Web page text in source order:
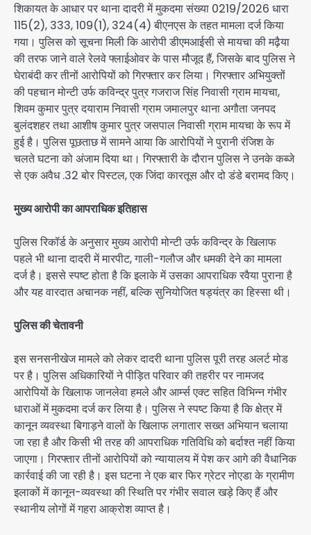
शिकायत के आधार पर थाना दादरी में मुकदमा संख्या 0219/2026 धारा
115(2), 333, 109(1), 324(4) बीएनएस के तहत मामला दर्ज किया
गया। पुलिस को सूचना मिली कि आरोपी डीएमआईसी से मायचा की मढ़ैया
की तरफ जाने वाले रेलवे फ्लाईओवर के पास मौजूद हैं, जिसके बाद पुलिस ने
घेराबंदी कर तीनों आरोपियों को गिरफ्तार कर लिया। गिरफ्तार अभियुक्तों
की पहचान मोन्टी उर्फ कविन्द्र पुत्र गजराज सिंह निवासी ग्राम मायचा,
शिवम कुमार पुत्र दयाराम निवासी ग्राम जमालपुर थाना अगौता जनपद
बुलंदशहर तथा आशीष कुमार पुत्र जसपाल निवासी ग्राम मायचा के रूप में
हुई है। पुलिस पूछताछ में सामने आया कि आरोपियों ने पुरानी रंजिश के
चलते घटना को अंजाम दिया था। गिरफ्तारी के दौरान पुलिस ने उनके कब्जे
से एक अवैध .32 बोर पिस्टल, एक जिंदा कारतूस और दो डंडे बरामद किए।
मुख्य आरोपी का आपराधिक इतिहास
पुलिस रिकॉर्ड के अनुसार मुख्य आरोपी मोन्टी उर्फ कविन्द्र के खिलाफ
पहले भी थाना दादरी में मारपीट, गाली-गलौज और धमकी देने का मामला
दर्ज है। इससे स्पष्ट होता है कि इलाके में उसका आपराधिक रवैया पुराना है
और यह वारदात अचानक नहीं, बल्कि सुनियोजित षड्यंत्र का हिस्सा थी।
पुलिस की चेतावनी
इस सनसनीखेज मामले को लेकर दादरी थाना पुलिस पूरी तरह अलर्ट मोड
पर है। पुलिस अधिकारियों ने पीड़ित परिवार की तहरीर पर नामजद
आरोपियों के खिलाफ जानलेवा हमले और आर्म्स एक्ट सहित विभिन्न गंभीर
धाराओं में मुकदमा दर्ज कर लिया है। पुलिस ने स्पष्ट किया है कि क्षेत्र में
कानून व्यवस्था बिगाड़ने वालों के खिलाफ लगातार सख्त अभियान चलाया
जा रहा है और किसी भी तरह की आपराधिक गतिविधि को बर्दाश्त नहीं किया
जाएगा। गिरफ्तार तीनों आरोपियों को न्यायालय में पेश कर आगे की वैधानिक
कार्रवाई की जा रही है। इस घटना ने एक बार फिर ग्रेटर नोएडा के ग्रामीण
इलाकों में कानून-व्यवस्था की स्थिति पर गंभीर सवाल खड़े किए हैं और
स्थानीय लोगों में गहरा आक्रोश व्याप्त है।